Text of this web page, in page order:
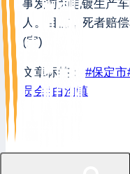
事发前为电镀生产
人。目前，死者赔
(完)
文章标签： #保定市
员会 # 白沟镇